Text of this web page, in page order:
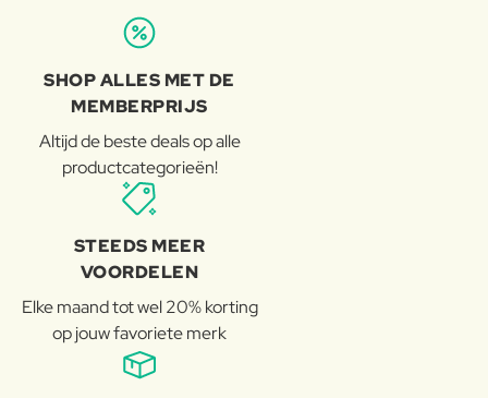
SHOP ALLES MET DE
MEMBERPRIJS
Altijd de beste deals op alle
productcategorieën!
STEEDS MEER
VOORDELEN
Elke maand tot wel 20% korting
op jouw favoriete merk